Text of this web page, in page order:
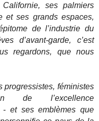
ses palmiers
et ses grands espaces,
de l’industrie du
d’avant-garde, c’est
regardons, que nous
progressistes, féministes
de l’excellence
- et ses emblèmes que